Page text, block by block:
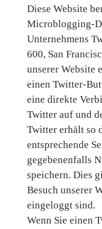
Diese Website
Microblogging-
Unternehmens
600, San
unserer Website
einen Twitter-
eine direkte
Twitter auf und
Twitter erhält so
entsprechende
gegebenenfalls
speichern. Dies
Besuch unserer
eingeloggt sind.
Wenn Sie einen